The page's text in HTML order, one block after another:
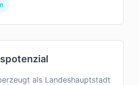
als Landeshauptstadt